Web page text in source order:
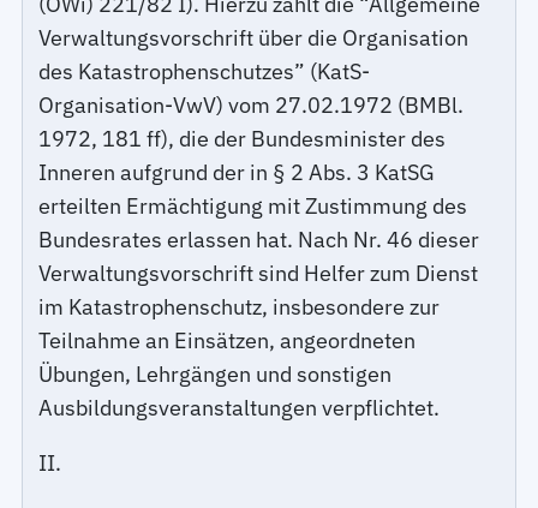
Verwaltungsvorschrift über die Organisation
des Katastrophenschutzes” (KatS-
Organisation-VwV) vom 27.02.1972 (BMBl.
1972, 181 ff), die der Bundesminister des
Inneren aufgrund der in § 2 Abs. 3 KatSG
erteilten Ermächtigung mit Zustimmung des
Bundesrates erlassen hat. Nach Nr. 46 dieser
Verwaltungsvorschrift sind Helfer zum Dienst
im Katastrophenschutz, insbesondere zur
Teilnahme an Einsätzen, angeordneten
Übungen, Lehrgängen und sonstigen
Ausbildungsveranstaltungen verpflichtet.
II.